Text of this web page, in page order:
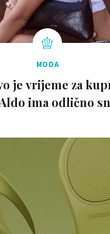
MODA
je vrijeme za
ima odlično